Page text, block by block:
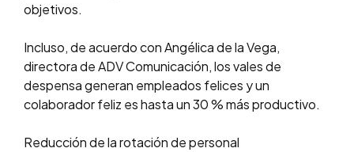
objetivos.
Incluso, de acuerdo con Angélica de la Vega,
directora de ADV Comunicación, los vales de
despensa generan empleados felices y un
colaborador feliz es hasta un 30 % más productivo.
Reducción de la rotación de personal